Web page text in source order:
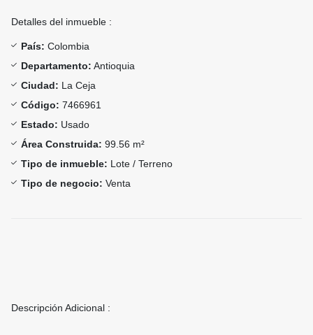
Detalles del inmueble :
País: Colombia
Departamento: Antioquia
Ciudad: La Ceja
Código: 7466961
Estado: Usado
Área Construida: 99.56 m²
Tipo de inmueble: Lote / Terreno
Tipo de negocio: Venta
Descripción Adicional :